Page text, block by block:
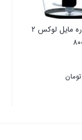
خردکن همه کاره مایل لوکس ۲
تومان